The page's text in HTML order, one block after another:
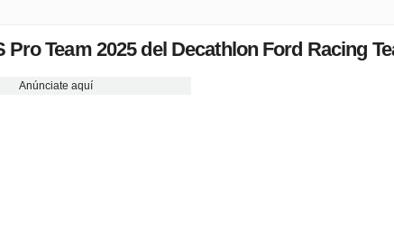
Team 2025 del Decathlon Ford Racing
Anúnciate aquí